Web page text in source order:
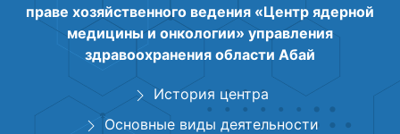
праве хозяйственного ведения «Центр ядерной
медицины и онкологии» управления
здравоохранения области Абай
История центра
Основные виды деятельности